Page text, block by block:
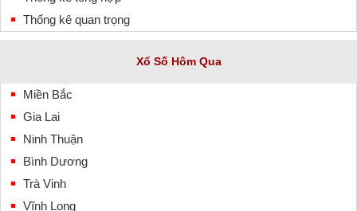
Thống kê quan trọng
Xổ Số Hôm Qua
Miền Bắc
Gia Lai
Ninh Thuận
Bình Dương
Trà Vinh
Vĩnh Long